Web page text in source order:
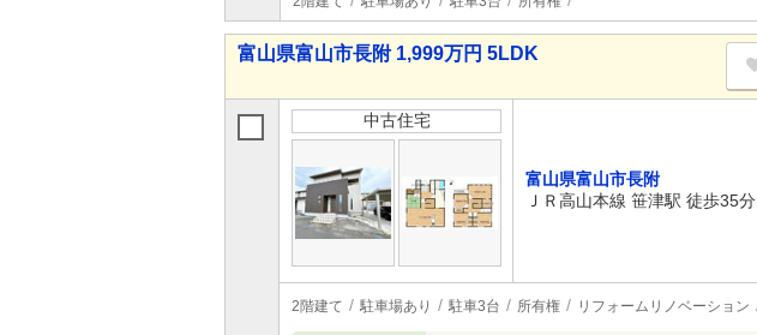
富山県富山市長附 1,999万円 5LDK
中古住宅
富山県富山市長附
ＪＲ高山本線 笹津駅 徒歩35分
2階建て 駐車場あり 駐車3台 所有権 リフォームリノベーション